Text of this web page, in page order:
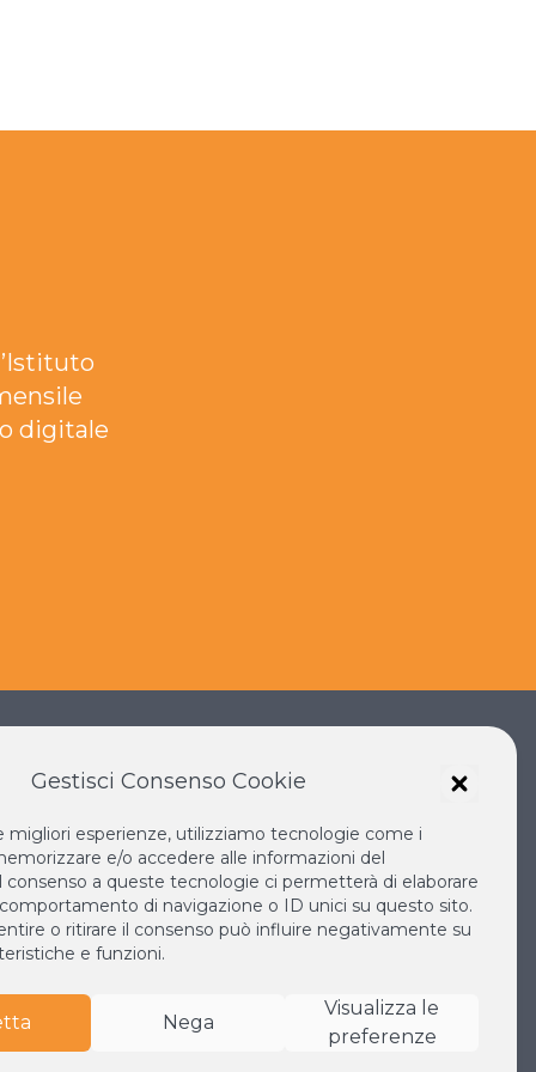
digitale
SOKA
IL NUOVO RINASCIMENTO
IL VOLO CONTINUO
LA BIBLIOTECA DI NICHIREN
ESPERIA
Gestisci Consenso Cookie
migliori esperienze, utilizziamo tecnologie come i
e/o accedere alle informazioni del
consenso a queste tecnologie ci permetterà di elaborare
di navigazione o ID unici su questo sito.
o ritirare il consenso può influire negativamente su
e funzioni.
Nega
Visualizza le
preferenze